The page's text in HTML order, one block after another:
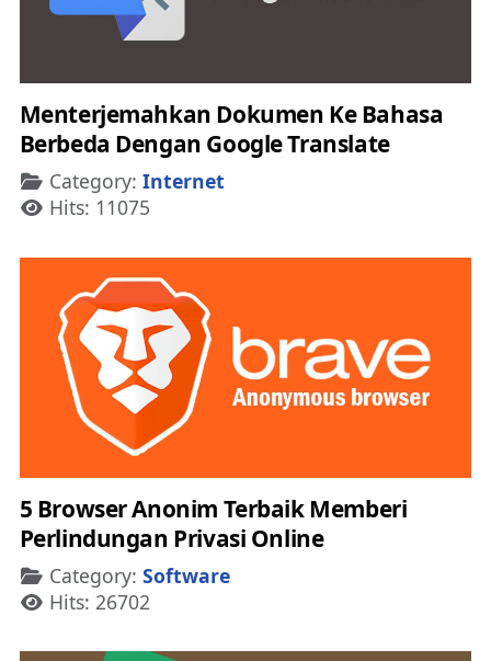
Menterjemahkan Dokumen Ke Bahasa
Berbeda Dengan Google Translate
Details
Category: Internet
Hits: 11075
5 Browser Anonim Terbaik Memberi
Perlindungan Privasi Online
Details
Category: Software
Hits: 26702